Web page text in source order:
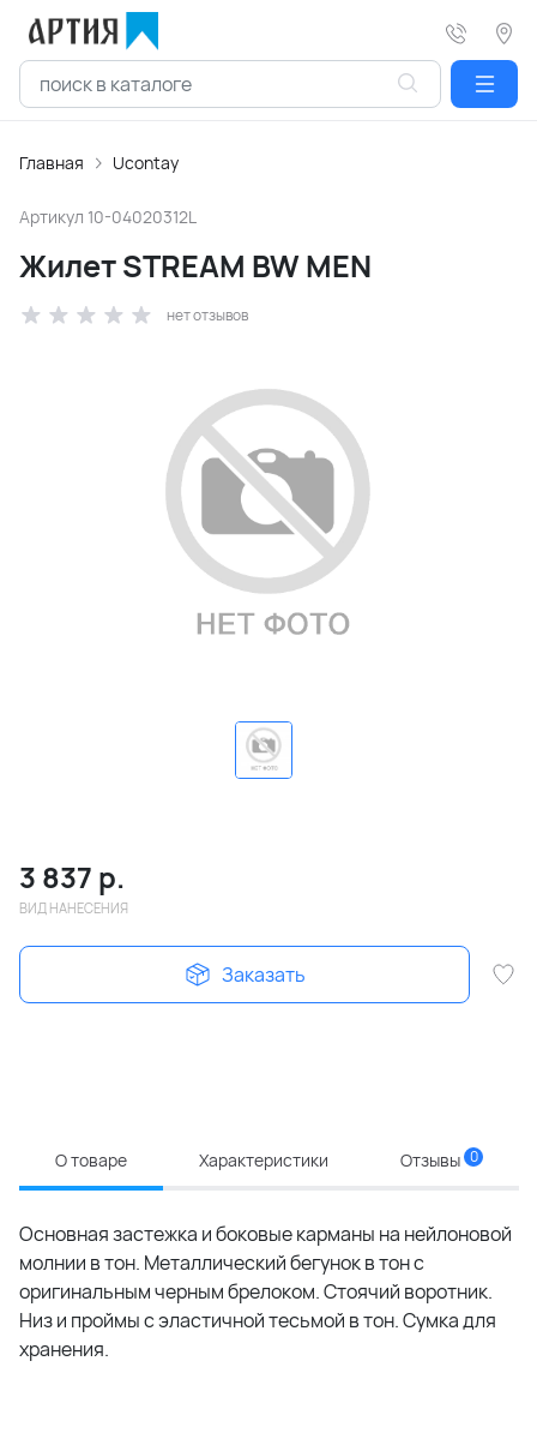
Главная Ucontay
Артикул 10-04020312L
Жилет STREAM BW MEN
нет отзывов
3 837 р.
ВИД НАНЕСЕНИЯ
Заказать
О товаре Характеристики Отзывы 0
Основная застежка и боковые карманы на нейлоновой
молнии в тон. Металлический бегунок в тон с
оригинальным черным брелоком. Стоячий воротник.
Низ и проймы с эластичной тесьмой в тон. Сумка для
хранения.